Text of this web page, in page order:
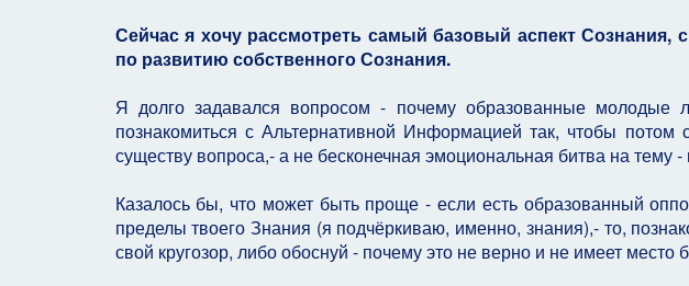
Сейчас я хочу рассмотреть самый базовый аспект Сознания,
по развитию собственного Сознания.
Я долго задавался вопросом - почему образованные молодые
познакомиться с Альтернативной Информацией так, чтобы
существу вопроса,- а не бесконечная эмоциональная битва на тему
Казалось бы, что может быть проще - если есть образованный
пределы твоего Знания (я подчёркиваю, именно, знания),- то,
свой кругозор, либо обоснуй - почему это не верно и не имеет место